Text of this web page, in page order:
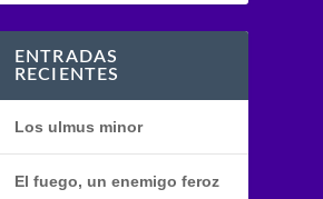
ENTRADAS
RECIENTES
Los ulmus minor
El fuego, un enemigo feroz